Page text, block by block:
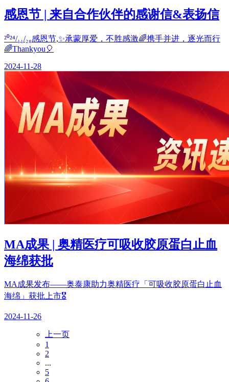
感恩节 | 来自合作伙伴的感谢信&表扬信
²⁰²⁴/₁₁/₂₈感恩节,✨承蒙厚爱，不胜感激🌈携手并进，逐光而行
🌈Thankyou🎈
2024-11-28
MA成果 | 奥精医疗可吸收胶原蛋白止血
海绵获批
MA成果发布——奥泰康助力奥精医疗「可吸收胶原蛋白止血
海绵」获批上市🎖️
2024-11-26
上一页
1
2
...
5